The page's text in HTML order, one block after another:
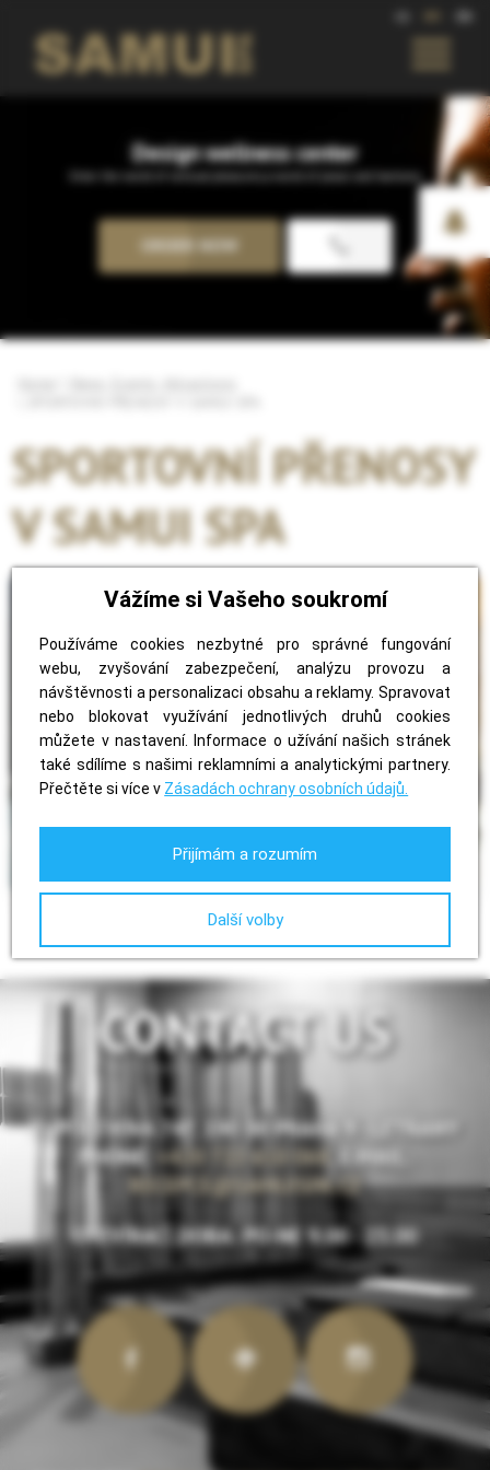
de
Design wellness center
ORDER NOW
SPORTOVNÍ PŘENOSY
V SAMUI SPA
CONTACT US
TUPOLEVOVA 747, 190 00 PRAHA 9 - LETŇANY
PHONE:
+420 722 610 068
E-MAIL:
RECEPCE@SAMUISPA.CZ
OTEVÍRACÍ DOBA: PO-NE 9.00 - 23.00
Vážíme si Vašeho soukromí
Používáme cookies nezbytné pro správné fungování
webu, zvyšování zabezpečení, analýzu provozu a
návštěvnosti a personalizaci obsahu a reklamy. Spravovat
nebo blokovat využívání jednotlivých druhů cookies
můžete v nastavení. Informace o užívání našich stránek
také sdílíme s našimi reklamními a analytickými partnery.
Přečtěte si více v Zásadách ochrany osobních údajů.
Přijímám a rozumím
Další volby